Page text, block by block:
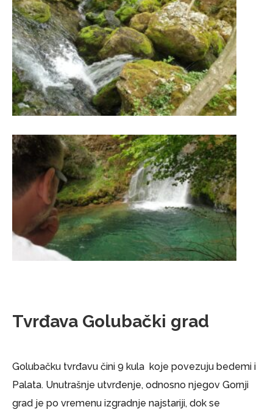
Tvrđava Golubački grad
Golubačku tvrđavu čini 9 kula koje povezuju bedemi i
Palata. Unutrašnje utvrđenje, odnosno njegov Gornji
grad je po vremenu izgradnje najstariji, dok se